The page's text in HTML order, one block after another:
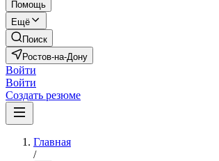
Помощь
Ещё
Поиск
Ростов-на-Дону
Войти
Войти
Создать резюме
Главная
/